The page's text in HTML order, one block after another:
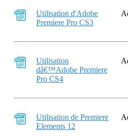
Utilisation d'Adobe
Premiere Pro CS3
Utilisation
dâ€™Adobe Premiere
Pro CS4
Utilisation de Premiere
Elements 12